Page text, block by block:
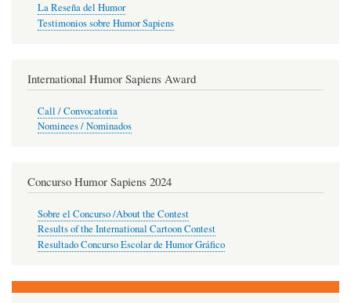
La Reseña del Humor
Testimonios sobre Humor Sapiens
International Humor Sapiens Award
Call / Convocatoria
Nominees / Nominados
Concurso Humor Sapiens 2024
Sobre el Concurso /About the Contest
Results of the International Cartoon Contest
Resultado Concurso Escolar de Humor Gráfico